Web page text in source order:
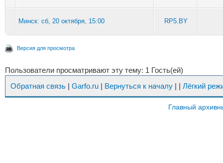
Минск: сб, 20 октября, 15:00 RP5.BY
Версия для просмотра
Пользователи просматривают эту тему: 1 Гость(ей)
Обратная связь | Garfo.ru | Вернуться к началу | | Лёгкий
Главный